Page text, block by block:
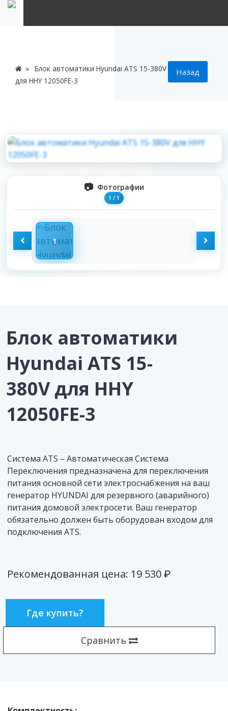
Блок автоматики Hyundai ATS 15-380V
для HHY 12050FE-3
Фотографии
1 / 1
1
Блок автоматики
Hyundai ATS 15-
380V для HHY
12050FE-3
Система ATS – Автоматическая Система
Переключения предназначена для переключения
питания основной сети электроснабжения на ваш
генератор HYUNDAI для резервного (аварийного)
питания домовой электросети. Ваш генератор
обязательно должен быть оборудован входом для
подключения ATS.
Рекомендованная цена: 19 530р.
Где купить?
Сравнить